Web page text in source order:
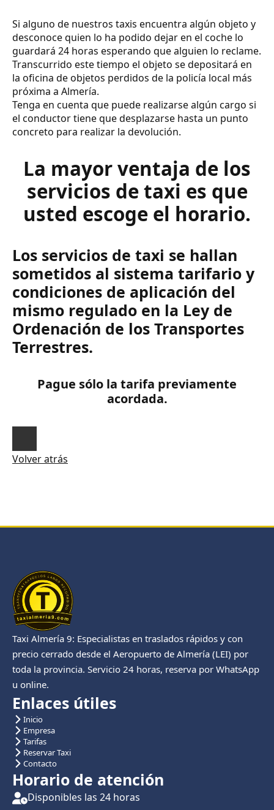
Si alguno de nuestros taxis encuentra algún objeto y
desconoce quien lo ha podido dejar en el coche lo
guardará 24 horas esperando que alguien lo reclame.
Transcurrido este tiempo el objeto se depositará en
la oficina de objetos perdidos de la policía local más
próxima a Almería.
Tenga en cuenta que puede realizarse algún cargo si
el conductor tiene que desplazarse hasta un punto
concreto para realizar la devolución.
La mayor ventaja de los
servicios de taxi es que
usted escoge el horario.
Los servicios de taxi se hallan
sometidos al sistema tarifario y
condiciones de aplicación del
mismo regulado en la Ley de
Ordenación de los Transportes
Terrestres.
Pague sólo la tarifa previamente
acordada.
Volver atrás
Taxi Almería 9: Especialistas en traslados rápidos y con
precio cerrado desde el Aeropuerto de Almería (LEI) por
toda la provincia. Servicio 24 horas, reserva por WhatsApp
u online.
Enlaces útiles
Inicio
Empresa
Tarifas
Reservar Taxi
Contacto
Horario de atención
Disponibles las 24 horas